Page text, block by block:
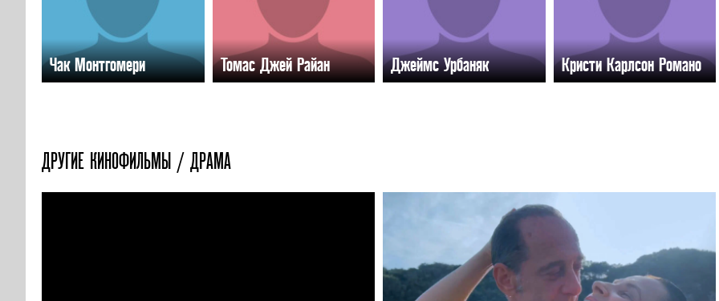
Чак Монтгомери Томас Джей Райан Джеймс Урбаняк Кристи Карлсон Романо
ДРУГИЕ КИНОФИЛЬМЫ / ДРАМА